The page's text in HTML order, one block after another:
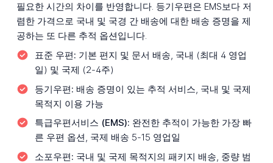
필요한 시간의 차이를 반영합니다. 등기우편은 EMS보다 저
렴한 가격으로 국내 및 국경 간 배송에 대한 배송 증명을 제
공하는 또 다른 추적 옵션입니다.
표준 우편: 기본 편지 및 문서 배송, 국내 (최대 4 영업
일) 및 국제 (2-4주)
등기우편: 배송 증명이 있는 추적 서비스, 국내 및 국제
목적지 이용 가능
특급우편서비스 (EMS): 완전한 추적이 가능한 가장 빠
른 우편 옵션, 국제 배송 5-15 영업일
소포우편: 국내 및 국제 목적지의 패키지 배송, 중량 범